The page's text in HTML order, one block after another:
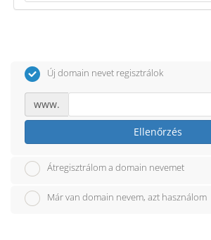
Új domain nevet regisztrálok
www.
Ellenőrzés
Átregisztrálom a domain nevemet
Már van domain nevem, azt használom